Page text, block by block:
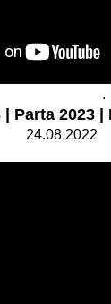
.
| Parta 2023